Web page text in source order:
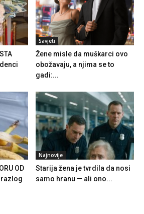
Savjeti
Žene misle da muškarci ovo
obožavaju, a njima se to
gadi:...
OD
razlog
Najnovije
Starija žena je tvrdila da nosi
samo hranu — ali ono...